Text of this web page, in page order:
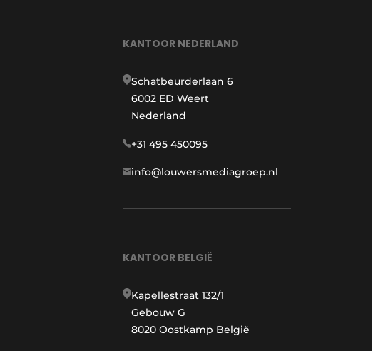
KANTOOR NEDERLAND
Schatbeurderlaan 6
6002 ED Weert
Nederland
+31 495 450095
info@louwersmediagroep.nl
KANTOOR BELGIË
Kapellestraat 132/1
Gebouw G
8020 Oostkamp België